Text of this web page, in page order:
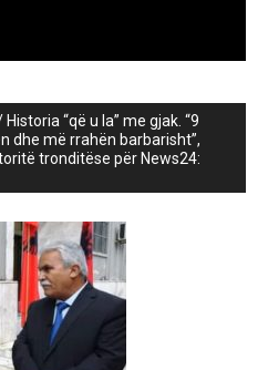
“që u la” me gjak. “9
dhe më rrahën barbarisht”,
tronditëse për News24: